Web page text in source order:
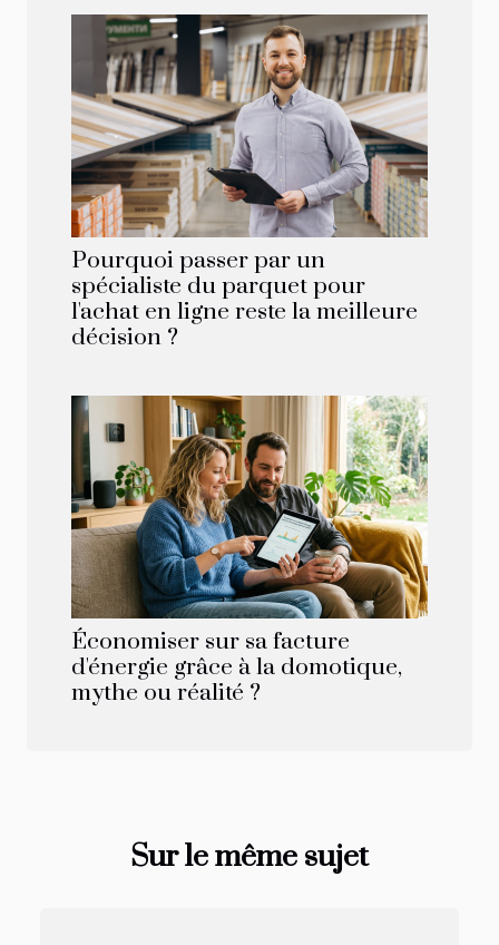
Pourquoi passer par un
spécialiste du parquet pour
l'achat en ligne reste la meilleure
décision ?
Économiser sur sa facture
d'énergie grâce à la domotique,
mythe ou réalité ?
Sur le même sujet